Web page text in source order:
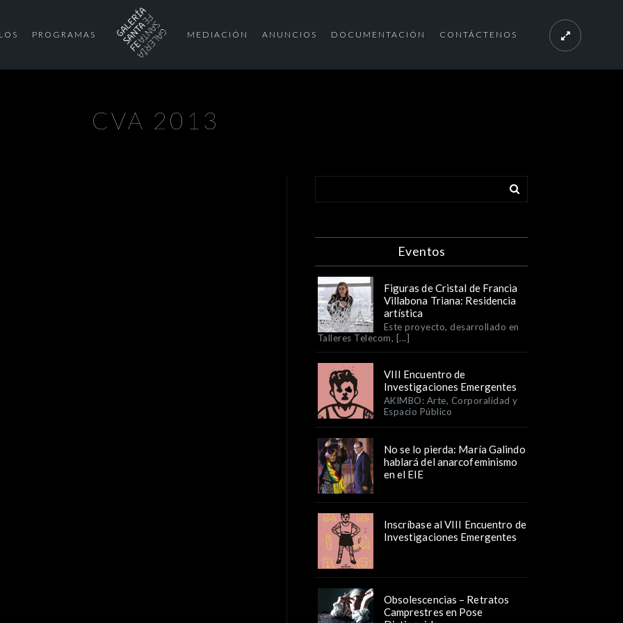
PROGRAMAS MEDIACIÓN ANUNCIOS DOCUMENTACIÓN CONTÁCTENOS
CVA 2013
Eventos
Figuras de Cristal de Francia
Villabona Triana: Residencia
artística
Este proyecto, desarrollado en
Talleres Telecom, [...]
VIII Encuentro de
Investigaciones Emergentes
AKIMBO: Arte, Corporalidad y
Espacio Público
No se lo pierda: María Galindo
hablará del anarcofeminismo
en el EIE
Inscríbase al VIII Encuentro de
Investigaciones Emergentes
Obsolescencias – Retratos
Camprestres en Pose